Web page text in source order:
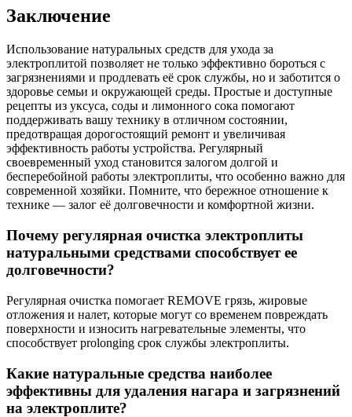
Заключение
Использование натуральных средств для ухода за
электроплитой позволяет не только эффективно бороться с
загрязнениями и продлевать её срок службы, но и заботится о
здоровье семьи и окружающей среды. Простые и доступные
рецепты из уксуса, соды и лимонного сока помогают
поддерживать вашу технику в отличном состоянии,
предотвращая дорогостоящий ремонт и увеличивая
эффективность работы устройства. Регулярный
своевременный уход становится залогом долгой и
бесперебойной работы электроплиты, что особенно важно для
современной хозяйки. Помните, что бережное отношение к
технике — залог её долговечности и комфортной жизни.
Почему регулярная очистка электроплиты
натуральными средствами способствует ее
долговечности?
Регулярная очистка помогает REMOVE грязь, жировые
отложения и налет, которые могут со временем повреждать
поверхности и износить нагревательные элементы, что
способствует prolonging срок службы электроплиты.
Какие натуральные средства наиболее
эффективны для удаления нагара и загрязнений
на электроплите?